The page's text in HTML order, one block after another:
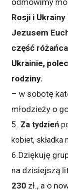
odmówimy
Rosji i
Jezusem
część
Ukrainie,
rodziny.
– w sobotę
młodzieży o
5. Za tydzień
kobiet, składka
6.Dziękuję
na dzisiejszą
230 zł., a o